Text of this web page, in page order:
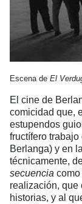
Escena de El
El cine de
comicidad que,
estupendos
fructífero
Berlanga) y en
técnicamente,
secuencia como
realización, que
historias, y al